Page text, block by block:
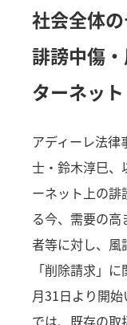
社会全体の
誹謗中傷
ターネット
アディーレ法
士・鈴木淳巳、
ーネット上の誹
る今、需要の
者等に対し、風
「削除請求」
月31日より開
では、既存の取